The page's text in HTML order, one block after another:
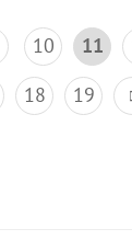
10 11
18 19